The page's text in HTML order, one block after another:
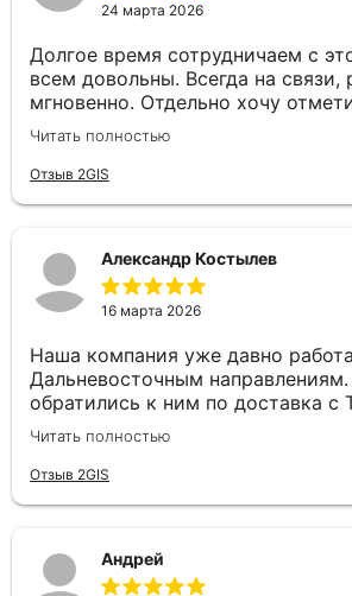
24 марта 2026
Долгое время сотрудничаем с
всем довольны. Всегда на связи,
мгновенно. Отдельно хочу
постановку авто и отличное
перевозок. Надёжный
Читать полностью
Отзыв 2GIS
Александр Костылев
16 марта 2026
Наша компания уже давно
Дальневосточным
обратились к ним по доставка с
области до Севастополя, ребята
Все быстро рассчитали,
доставили оперативно груз.
Читать полностью
Отзыв 2GIS
Андрей